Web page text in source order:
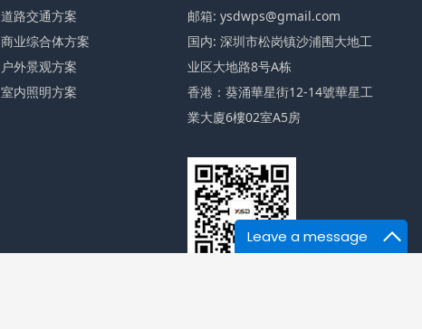
Leave a message
道路交通方案
商业综合体方案
户外景观方案
室内照明方案
邮箱: ysdwps@gmail.com
国内: 深圳市松岗镇沙浦围大地工
业区大地路8号A栋
香港：葵涌華星街12-14號華星工
業大廈6樓02室A5房